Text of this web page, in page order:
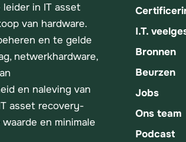
in IT asset
van hardware.
en te gelde
netwerkhardware,
en naleving van
asset recovery-
en minimale
I.T.
Bronnen
Beurzen
Jobs
Ons team
Podcast